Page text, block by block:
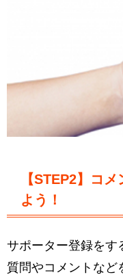
【STEP2】コ
よう！
サポーター登録をす
質問やコメントなど